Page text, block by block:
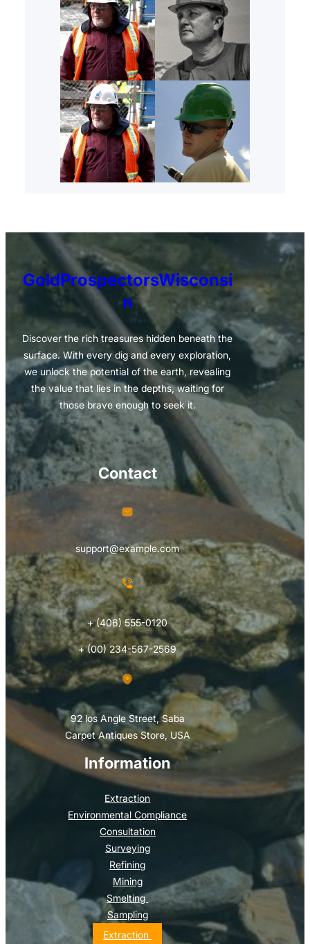
GoldProspectorsWisconsi
n
Discover the rich treasures hidden beneath the
surface. With every dig and every exploration,
we unlock the potential of the earth, revealing
the value that lies in the depths, waiting for
those brave enough to seek it.
Information
Extraction
Environmental Compliance
Consultation
Surveying
Refining
Mining
Smelting
Sampling
Extraction
Contact
support@example.com
+ (406) 555-0120
+ (00) 234-567-2569
92 los Angle Street, Saba
Carpet Antiques Store, USA